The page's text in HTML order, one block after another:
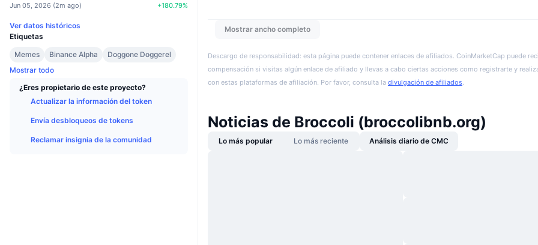
Jun 05, 2026 (2m ago) +180.79%
Ver datos históricos
Etiquetas
Memes
Binance Alpha
Doggone Doggerel
Mostrar todo
¿Eres propietario de este proyecto?
Actualizar la información del token
Envía desbloqueos de tokens
Reclamar insignia de la comunidad
Mostrar ancho completo
Descargo de responsabilidad: esta página puede contener enlaces de afiliados. CoinMarketCap puede
compensación si visitas algún enlace de afiliado y llevas a cabo ciertas acciones como registrarte y
con estas plataformas de afiliación. Por favor, consulta la divulgación de afiliados.
Noticias de Broccoli (broccolibnb.org)
Lo más popular Lo más reciente Análisis diario de CMC